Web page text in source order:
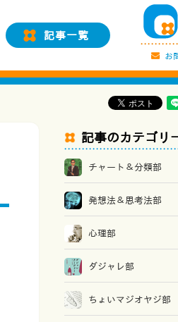
記事一覧
お
記事のカテゴリ
チャート＆分類部
発想法＆思考法部
心理部
ダジャレ部
ちょいマジオヤジ部